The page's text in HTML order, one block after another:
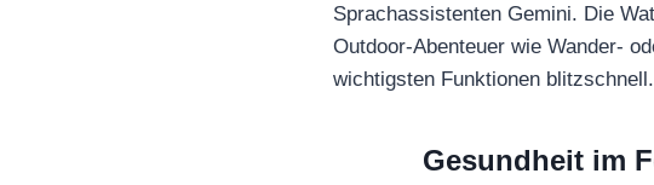
Sprachassistenten Gemini. Die
Outdoor-Abenteuer wie Wander-
wichtigsten Funktionen blitzschnell.
Gesundheit im